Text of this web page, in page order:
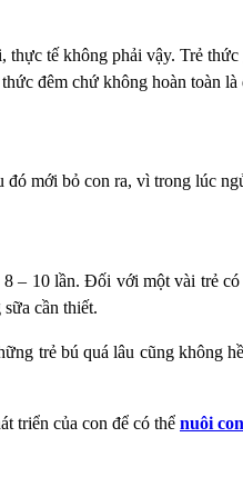
tế không phải vậy. Trẻ
đêm chứ không hoàn toàn là
mới bỏ con ra, vì trong lúc
– 10 lần. Đối với một vài trẻ
cần thiết.
trẻ bú quá lâu cũng không
triển của con để có thể nuôi